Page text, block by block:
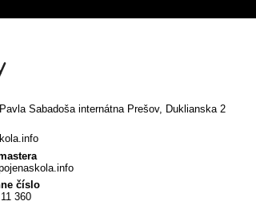
Sabadoša internátna Prešov, Duklianska 2
číslo
360